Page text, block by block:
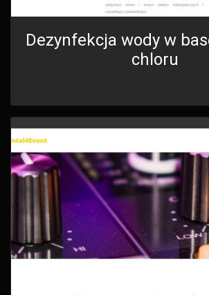
Dezynfekcja wody w
chloru